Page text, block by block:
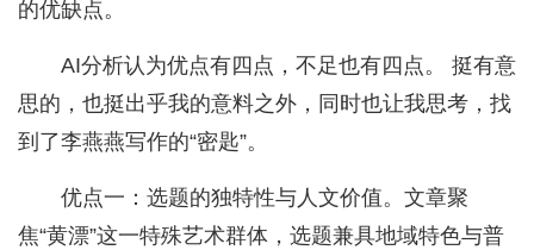
的优缺点。
AI分析认为优点有四点，不足也有四点。 挺有意
思的，也挺出乎我的意料之外，同时也让我思考，找
到了李燕燕写作的“密匙”。
优点一：选题的独特性与人文价值。文章聚
焦“黄漂”这一特殊艺术群体，选题兼具地域特色与普